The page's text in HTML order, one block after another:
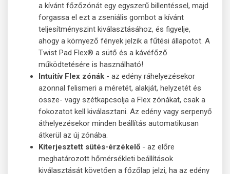
a kívánt főzőzónát egy egyszerű billentéssel, majd
forgassa el ezt a zseniális gombot a kívánt
teljesítményszint kiválasztásához, és figyelje,
ahogy a környező fények jelzik a fűtési állapotot. A
Twist Pad Flex® a sütő és a kávéfőző
működtetésére is használható!
Intuitív Flex zónák - az edény ráhelyezésekor
azonnal felismeri a méretét, alakját, helyzetét és
össze- vagy szétkapcsolja a Flex zónákat, csak a
fokozatot kell kiválasztani. Az edény vagy serpenyő
áthelyezésekor minden beállítás automatikusan
átkerül az új zónába.
Kiterjesztett sütés-érzékelő - az előre
meghatározott hőmérsékleti beállítások
kiválasztását követően a főzőlap jelzi, ha az edény